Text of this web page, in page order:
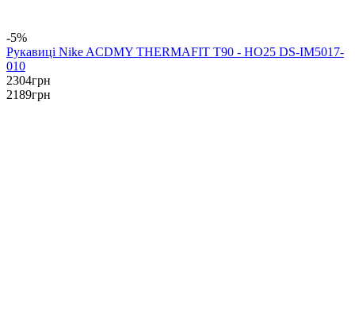
-5%
Рукавиці Nike ACDMY THERMAFIT T90 - HO25 DS-IM5017-
010
2304грн
2189грн